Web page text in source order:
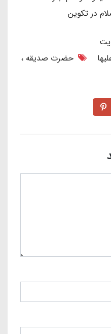
در تکوین
حضرت صدیقه